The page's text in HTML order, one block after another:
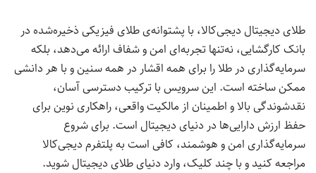
طلای دیجیتال دیجی‌کالا، با پشتوانه‌ی طلای فیزیکی ذخیره‌شده در
بانک کارگشایی، نه‌تنها تجربه‌ای امن و شفاف ارائه می‌دهد، بلکه
سرمایه‌گذاری در طلا را برای همه اقشار در همه سنین و با هر دانشی
ممکن ساخته است. این سرویس با ترکیب دسترسی آسان،
نقدشوندگی بالا و اطمینان از مالکیت واقعی، راهکاری نوین برای
حفظ ارزش دارایی‌ها در دنیای دیجیتال است. برای شروع
سرمایه‌گذاری امن و هوشمند، کافی است به پلتفرم دیجی‌کالا
مراجعه کنید و با چند کلیک، وارد دنیای طلای دیجیتال شوید.